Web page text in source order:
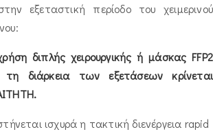
εξεταστική περίοδο του χειμερινού
διπλής χειρουργικής ή μάσκας FFP2
διάρκεια των εξετάσεων κρίνεται
ισχυρά η τακτική διενέργεια rapid